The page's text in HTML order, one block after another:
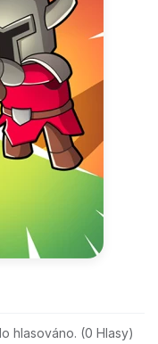
hlasováno. (0 Hlasy)